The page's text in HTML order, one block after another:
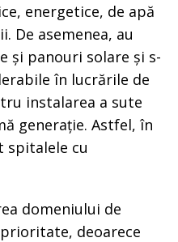
energetice, de apă
De asemenea, au
și panouri solare și s-
în lucrările de
instalarea a sute
generație. Astfel, în
spitalele cu
domeniului de
deoarece